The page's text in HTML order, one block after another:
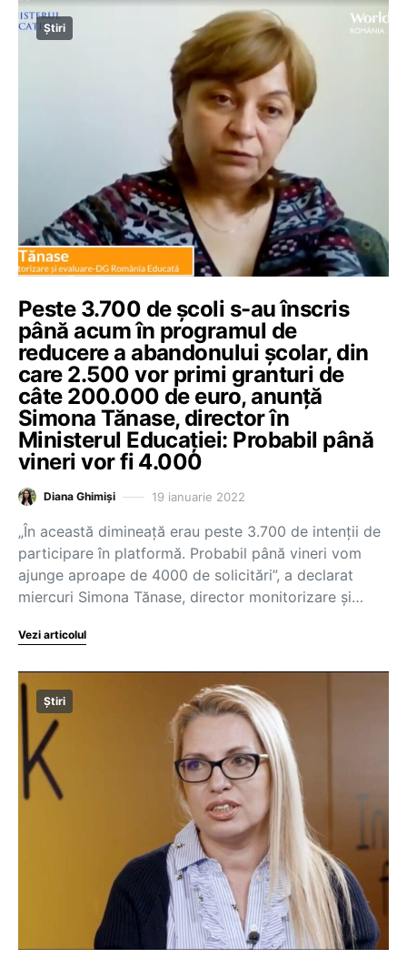
Știri
Peste 3.700 de școli s-au înscris
până acum în programul de
reducere a abandonului școlar, din
care 2.500 vor primi granturi de
câte 200.000 de euro, anunță
Simona Tănase, director în
Ministerul Educației: Probabil până
vineri vor fi 4.000
Diana Ghimiși 19 ianuarie 2022
„În această dimineață erau peste 3.700 de intenții de
participare în platformă. Probabil până vineri vom
ajunge aproape de 4000 de solicitări”, a declarat
miercuri Simona Tănase, director monitorizare și…
Vezi articolul
Știri